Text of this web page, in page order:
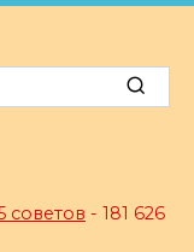
советов - 181 626